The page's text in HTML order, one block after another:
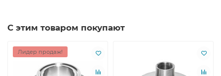
С этим товаром покупают
Лидер продаж!